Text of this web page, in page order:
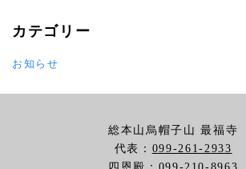
カテゴリー
お知らせ
総本山烏帽子山 最福寺
代表： 099-261-2933